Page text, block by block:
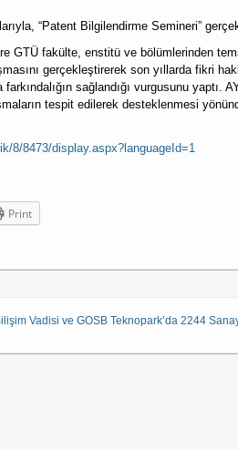
“Patent Bilgilendirme Semineri”
GTÜ fakülte, enstitü ve bölümlerinden
gerçekleştirerek son yıllarda fikri
sağlandığı vurgusunu yaptı.
tespit edilerek desteklenmesi
8/8473/display.aspx?languageId=1
Print
Vadisi ve GOSB Teknopark’da 2244